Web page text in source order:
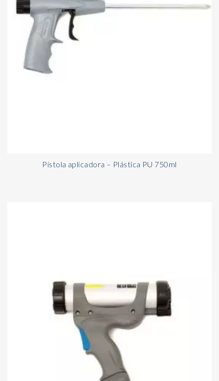
Pistola aplicadora – Plástica PU 750ml